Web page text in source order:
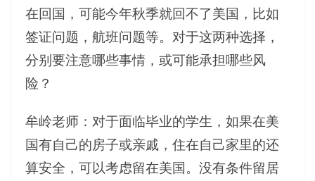
在回国，可能今年秋季就回不了美国，比如
签证问题，航班问题等。对于这两种选择，
分别要注意哪些事情，或可能承担哪些风
险？
牟岭老师：对于面临毕业的学生，如果在美
国有自己的房子或亲戚，住在自己家里的还
算安全，可以考虑留在美国。没有条件留居